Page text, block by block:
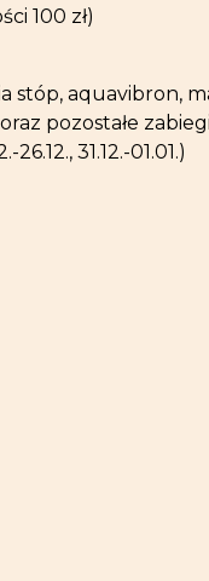
100 zł)
stóp, aquavibron,
pozostałe zabiegi
31.12.-01.01.)